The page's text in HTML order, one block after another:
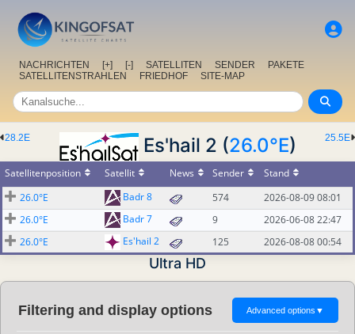
NACHRICHTEN [+] [-] SATELLITEN SENDER
PAKETE
SATELLITENSTRAHLEN
FRIEDHOF SITE-MAP
25.5E
28.2E Es'hail 2 (26.0°E)
Satellitenposition Satellit News Sender
Stand
26.0°E
Badr 8 574
2026-08-09 08:01
26.0°E
Badr 7 9
2026-06-08 22:47
26.0°E
Es'hail 2 125 2026-08-08 00:54
Ultra HD
Filtering and display options Advanced options ▼